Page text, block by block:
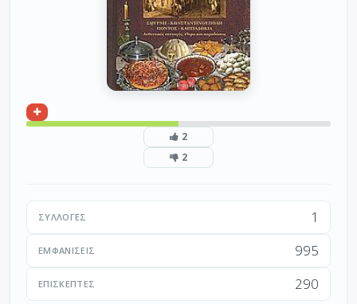
2
2
ΣΥΛΛΟΓΈΣ 1
ΕΜΦΑΝΊΣΕΙΣ 995
ΕΠΙΣΚΈΠΤΕΣ 290